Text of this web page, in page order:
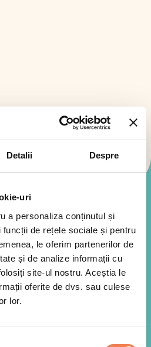
Detalii Despre
uri
a personaliza conținutul și
de rețele sociale și pentru
le oferim partenerilor de
și de analize informații cu
site-ul nostru. Aceștia le
oferite de dvs. sau culese
lor.